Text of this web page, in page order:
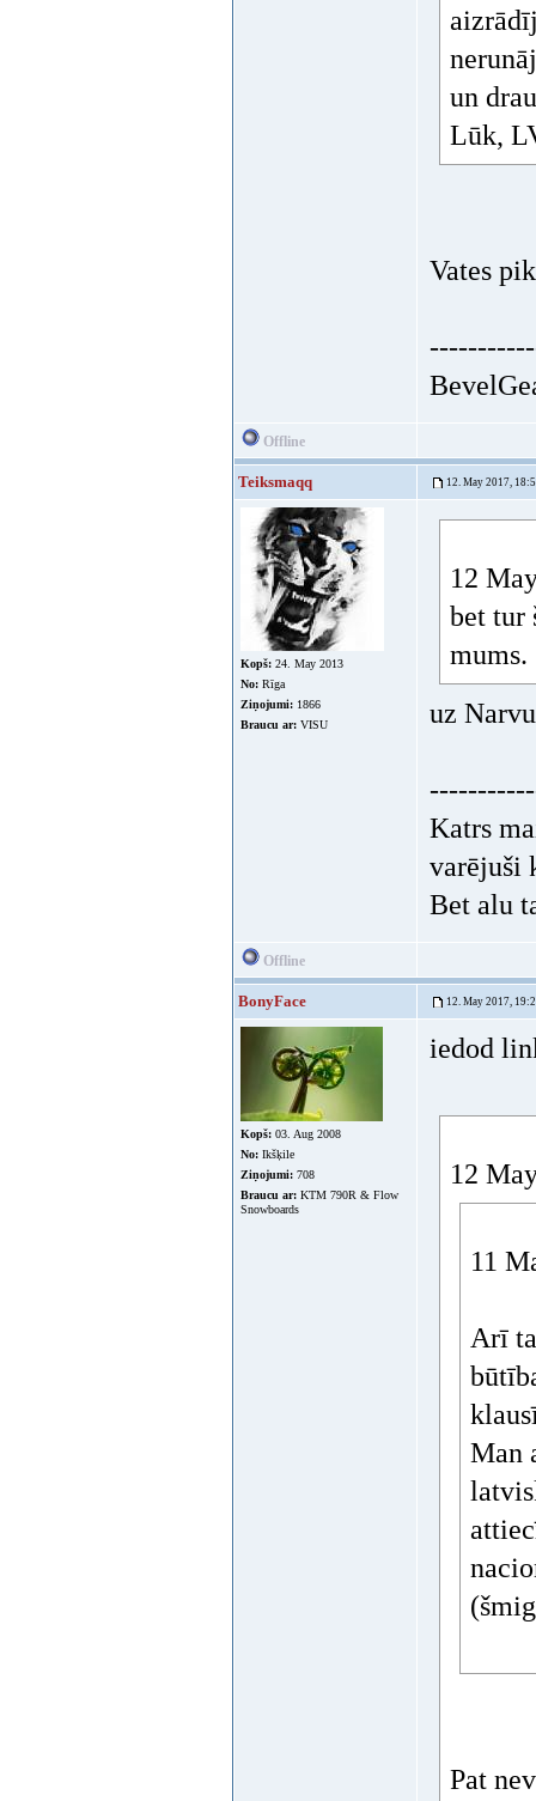
un
Lūk,
Vates
Offline
Teiksmaqq 12. May 2017,
Kopš: 24. May 2013
No: Rīga
Ziņojumi: 1866
Braucu ar: VISU
12
bet tur
mums.
uz
Katrs
varējuši
Bet alu
Offline
BonyFace 12. May 2017,
Kopš: 03. Aug 2008
No: Ikšķile
Ziņojumi: 708
Braucu ar: KTM 790R & Flow
Snowboards
iedod
12
11
Arī
Man
Pat